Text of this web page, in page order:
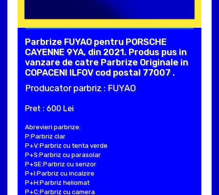
Parbrize FUYAO pentru PORSCHE
CAYENNE 9YA, din 2021. Produs pus in
vanzare de catre Parbrize Originale in
COPACENI ILFOV cod postal 77007 .
Producator parbriz : FUYAO
Pret : 600 Lei
Abrevieri parbrize:
P:Parbriz clar
P+V:Parbriz cu tenta verde
P+S:Parbriz cu parasolar
P+SE:Parbriz cu senzor
P+I:Parbriz cu incalzire
P+H:Parbriz heliomat
P+C:Parbriz cu camera